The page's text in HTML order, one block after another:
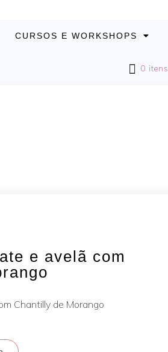
CURSOS E WORKSHOPS
0 itens
e avelã com